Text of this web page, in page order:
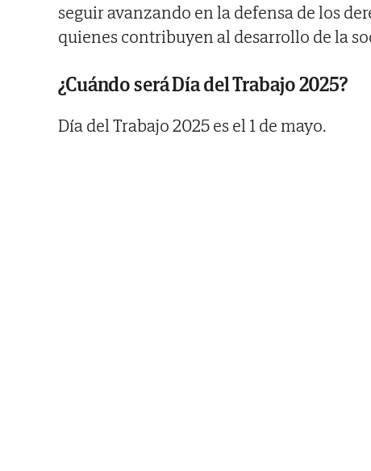
seguir avanzando en la defensa de los
quienes contribuyen al desarrollo de la
¿Cuándo será Día del Trabajo 2025?
Día del Trabajo 2025 es el 1 de mayo.